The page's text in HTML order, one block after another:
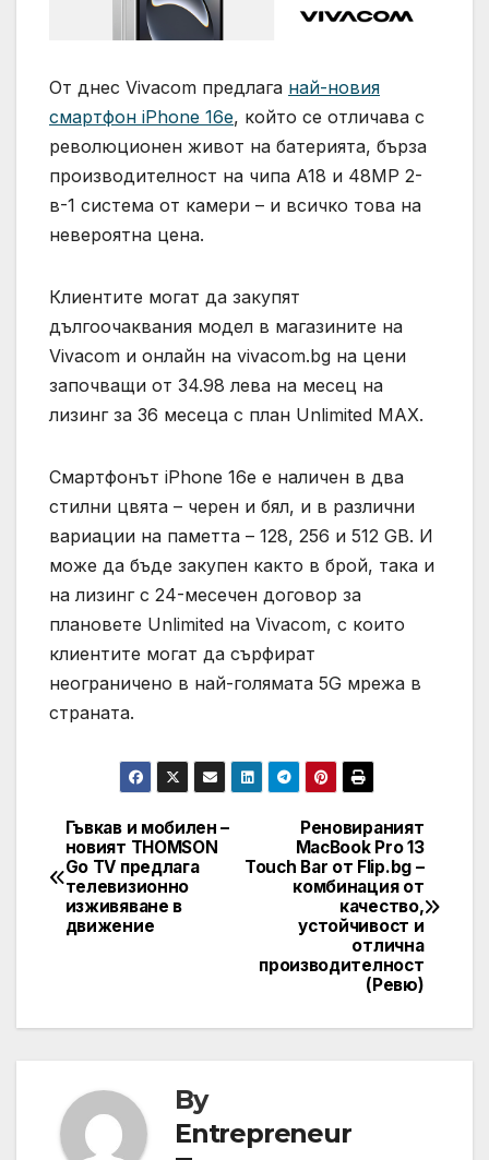
От днес Vivacom предлага най-новия
смартфон iPhone 16e, който се отличава с
революционен живот на батерията, бърза
производителност на чипа A18 и 48MP 2-
в-1 система от камери – и всичко това на
невероятна цена.
Клиентите могат да закупят
дългоочаквания модел в магазините на
Vivacom и онлайн на vivacom.bg на цени
започващи от 34.98 лева на месец на
лизинг за 36 месеца с план Unlimited MAX.
Смартфонът iPhone 16e е наличен в два
стилни цвята – черен и бял, и в различни
вариации на паметта – 128, 256 и 512 GB. И
може да бъде закупен както в брой, така и
на лизинг с 24-месечен договор за
плановете Unlimited на Vivacom, с които
клиентите могат да сърфират
неограничено в най-голямата 5G мрежа в
страната.
Навигация
Реновираният
MacBook Pro 13
Touch Bar от Flip.bg –
комбинация от
качество,
устойчивост и
отлична
производителност
(Ревю)
Гъвкав и мобилен –
новият THOMSON
Go TV предлага
телевизионно
изживяване в
движение
By
Entrepreneur